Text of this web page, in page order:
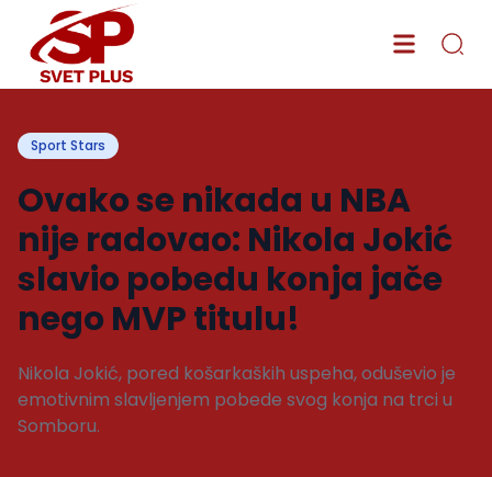
Sport Stars
Ovako se nikada u NBA
nije radovao: Nikola Jokić
slavio pobedu konja jače
nego MVP titulu!
Nikola Jokić, pored košarkaških uspeha, oduševio je
emotivnim slavljenjem pobede svog konja na trci u
Somboru.